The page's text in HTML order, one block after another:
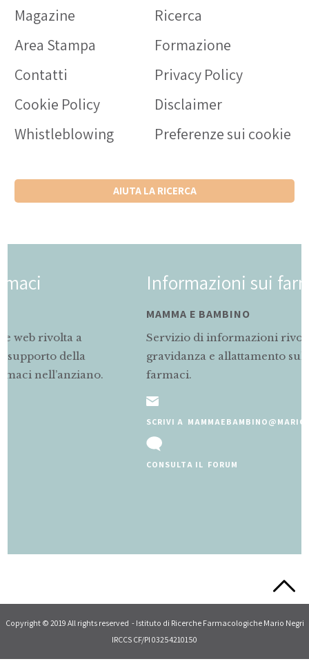
Magazine
Ricerca
Area Stampa
Formazione
Contatti
Privacy Policy
Cookie Policy
Disclaimer
Whistleblowing
Preferenze sui cookie
AIUTA LA RICERCA
Informazioni sui farmaci
Servizio di informazioni rivolto alle mamme in
gravidanza e allattamento sul corretto uso dei
farmaci.
SCRIVI A MAMMAEBAMBINO@MARIONEGRI.IT
Copyright © 2019 All rights reserved - Istituto di Ricerche Farmacologiche Mario Negri
IRCCS CF/PI 03254210150